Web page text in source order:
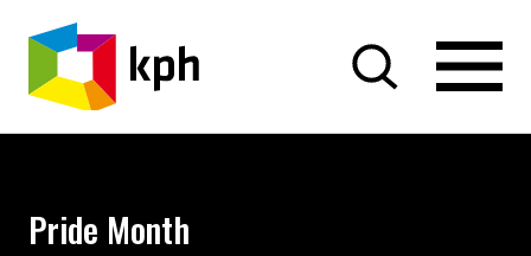
PRZEJDŹ DO TREŚCI
Pride Month